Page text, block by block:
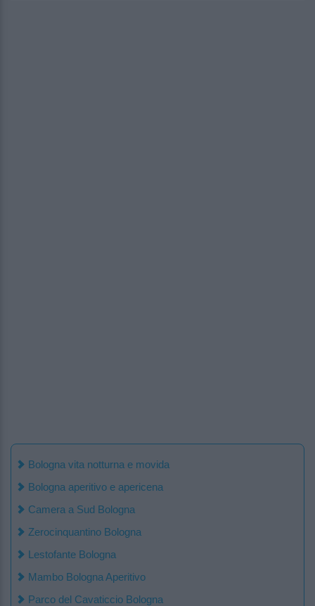
Bologna vita notturna e movida
Bologna aperitivo e apericena
Camera a Sud Bologna
Zerocinquantino Bologna
Lestofante Bologna
Mambo Bologna Aperitivo
Parco del Cavaticcio Bologna